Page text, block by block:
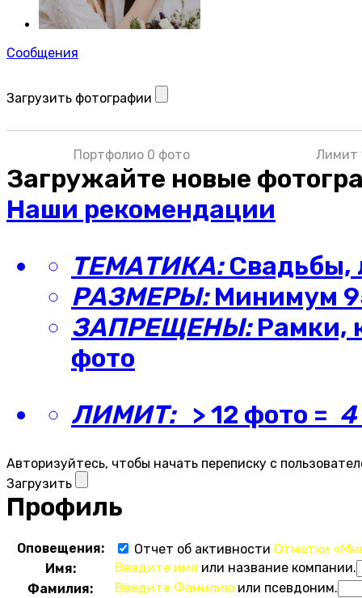
Сообщения
Загрузить фотографии
Портфолио 0 фото Лимит
Загружайте новые
Наши рекомендации
ТЕМАТИКА:Свадьбы,
РАЗМЕРЫ:Минимум
ЗАПРЕЩЕНЫ:Рамки,
фото
ЛИМИТ:> 12 фото = 4
Авторизуйтесь, чтобы начать переписку с
Загрузить
Профиль
Оповещения: Отчет об активности Отметки
Имя:
Введите имя или название компании.
Фамилия:
Введите Фамилию или псевдоним.